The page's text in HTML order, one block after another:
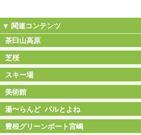
茶臼山高原
芝桜
スキー場
美術館
湯〜らんど パルとよね
豊根グリーンポート宮嶋